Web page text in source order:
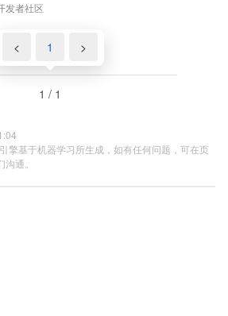
发者社区
< 1 >
1 / 1
擎基于机器学习所生成，如有任何问题，可在页
通。